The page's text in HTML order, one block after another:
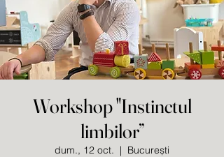
Workshop "Instinctul
limbilor”
dum., 12 oct.
  |
București